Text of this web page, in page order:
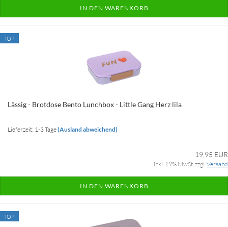
IN DEN WARENKORB
TOP
Lässig - Brotdose Bento Lunchbox - Little Gang Herz lila
Lieferzeit: 1-3 Tage(Ausland abweichend)
19,95 EUR
inkl. 19% MwSt. zzgl. Versand
IN DEN WARENKORB
TOP